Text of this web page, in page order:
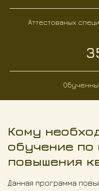
Аттестованых
Кому
обучение по
повышения
Данная программа